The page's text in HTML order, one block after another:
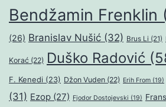
Bendžamin Frenklin
(26) Branislav Nušić (32) Brus Li (21)
Korać (22) Duško Radović
F. Kenedi (23) Džon Vuden (22) Erih From (19)
(31) Ezop (27) Fjodor Dostojevski (19)